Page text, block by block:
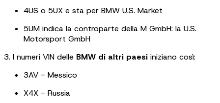
4US o 5UX e sta per BMW U.S. Market
5UM indica la controparte della M GmbH: la U.S.
Motorsport GmbH
3. I numeri VIN delle BMW di altri paesi iniziano così:
3AV - Messico
X4X - Russia